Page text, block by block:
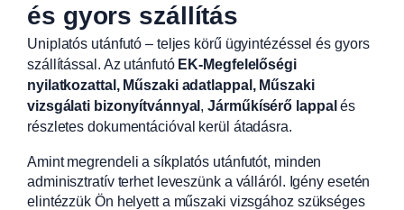
és gyors szállítás
Uniplatós utánfutó – teljes körű ügyintézéssel és gyors
szállítással. Az utánfutó EK-Megfelelőségi
nyilatkozattal, Műszaki adatlappal, Műszaki
vizsgálati bizonyítvánnyal ,Járműkísérő lappal és
részletes dokumentációval kerül átadásra.
Amint megrendeli a síkplatós utánfutót, minden
adminisztratív terhet leveszünk a válláról. Igény esetén
elintézzük Ön helyett a műszaki vizsgához szükséges